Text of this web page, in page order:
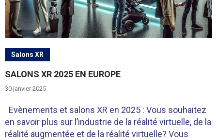
Salons XR
SALONS XR 2025 EN EUROPE
30 janvier 2025
Evènements et salons XR en 2025 : Vous souhaitez
en savoir plus sur l’industrie de la réalité virtuelle, de la
réalité augmentée et de la réalité virtuelle? Vous